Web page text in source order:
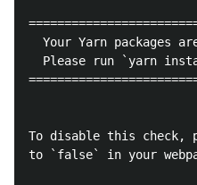
Your Yarn packages
Please run `yarn
To disable this check,
to `false` in your